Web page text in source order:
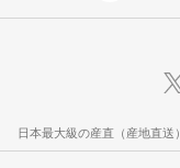
日本最大級の産直（産地直送